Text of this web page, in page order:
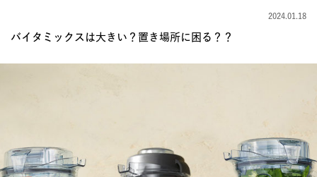
レシピ
JOURNAL
2024.01.18
バイタミックスは大きい？置き場所に困る？？